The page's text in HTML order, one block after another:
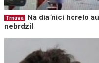
Trnava
Na diaľnici horelo
nebrdzil